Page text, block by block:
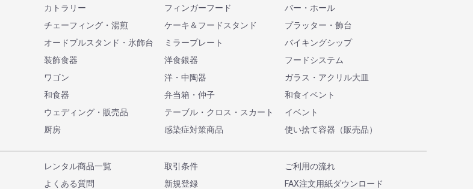
カトラリー
フィンガーフード
バー・ホール
チェーフィング・湯煎
ケーキ＆フードスタンド
プラッター・飾台
オードブルスタンド・氷飾台
ミラープレート
バイキングシップ
装飾食器
洋食銀器
フードシステム
ワゴン
洋・中陶器
ガラス・アクリル大皿
和食器
弁当箱・仲子
和食イベント
ウェディング・販売品
テーブル・クロス・スカート
イベント
厨房
感染症対策商品 使い捨て容器（販売品）
レンタル商品一覧 取引条件
ご利用の流れ
よくある質問
新規登録 FAX注文用紙ダウンロード